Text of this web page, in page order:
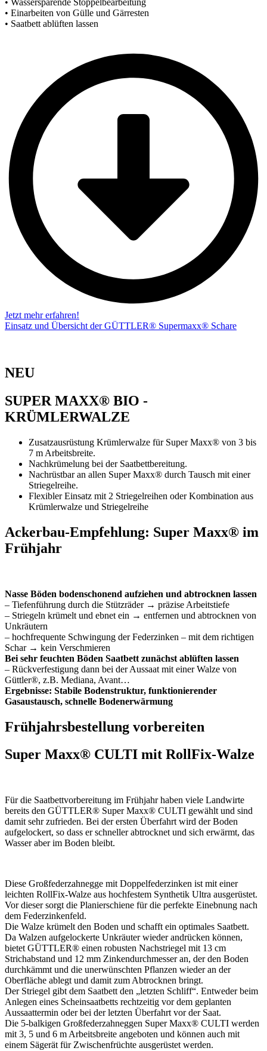
• Wassersparende Stoppelbearbeitung
• Einarbeiten von Gülle und Gärresten
• Saatbett ablüften lassen
Jetzt mehr erfahren!
Einsatz und Übersicht der GÜTTLER® Supermaxx® Schare
NEU
SUPER MAXX® BIO -
KRÜMLERWALZE
Zusatzausrüstung Krümlerwalze für Super Maxx® von 3 bis
7 m Arbeitsbreite.
Nachkrümelung bei der Saatbettbereitung.
Nachrüstbar an allen Super Maxx® durch Tausch mit einer
Striegelreihe.
Flexibler Einsatz mit 2 Striegelreihen oder Kombination aus
Krümlerwalze und Striegelreihe
Ackerbau-Empfehlung: Super Maxx® im
Frühjahr
Nasse Böden bodenschonend aufziehen und abtrocknen lassen
– Tiefenführung durch die Stützräder → präzise Arbeitstiefe
– Striegeln krümelt und ebnet ein → entfernen und abtrocknen von
Unkräutern
– hochfrequente Schwingung der Federzinken – mit dem richtigen
Schar → kein Verschmieren
Bei sehr feuchten Böden Saatbett zunächst ablüften lassen
– Rückverfestigung dann bei der Aussaat mit einer Walze von
Güttler®, z.B. Mediana, Avant…
Ergebnisse: Stabile Bodenstruktur, funktionierender
Gasaustausch, schnelle Boden­erwärmung
Frühjahrsbestellung vorbereiten
Super Maxx® CULTI mit RollFix-Walze
Für die Saatbettvorbereitung im Frühjahr haben viele Landwirte
bereits den GÜTTLER® Super Maxx® CULTI gewählt und sind
damit sehr zufrieden. Bei der ersten Überfahrt wird der Boden
aufgelockert, so dass er schneller abtrocknet und sich erwärmt, das
Wasser aber im Boden bleibt.
Diese Großfederzahnegge mit Doppelfederzinken ist mit einer
leichten RollFix-Walze aus hochfestem Synthetik Ultra ausgerüstet.
Vor dieser sorgt die Planierschiene für die perfekte Einebnung nach
dem Federzinkenfeld.
Die Walze krümelt den Boden und schafft ein optimales Saatbett.
Da Walzen aufgelockerte Unkräuter wieder andrücken können,
bietet GÜTTLER® einen robusten Nachstriegel mit 13 cm
Strichabstand und 12 mm Zinkendurchmesser an, der den Boden
durchkämmt und die unerwünschten Pflanzen wieder an der
Oberfläche ablegt und damit zum Abtrocknen bringt.
Der Striegel gibt dem Saatbett den „letzten Schliff“. Entweder beim
Anlegen eines Scheinsaatbetts rechtzeitig vor dem geplanten
Aussaattermin oder bei der letzten Überfahrt vor der Saat.
Die 5-balkigen Großfederzahneggen Super Maxx® CULTI werden
mit 3, 5 und 6 m Arbeitsbreite angeboten und können auch mit
einem Sägerät für Zwischenfrüchte ausgerüstet werden.